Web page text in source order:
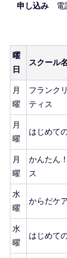
申し込み電話
曜
日
スクール名
月
曜
フランク
ティス
月
曜
はじめて
月
曜
かんたん
ス
水
曜
からだケ
水
曜
はじめて